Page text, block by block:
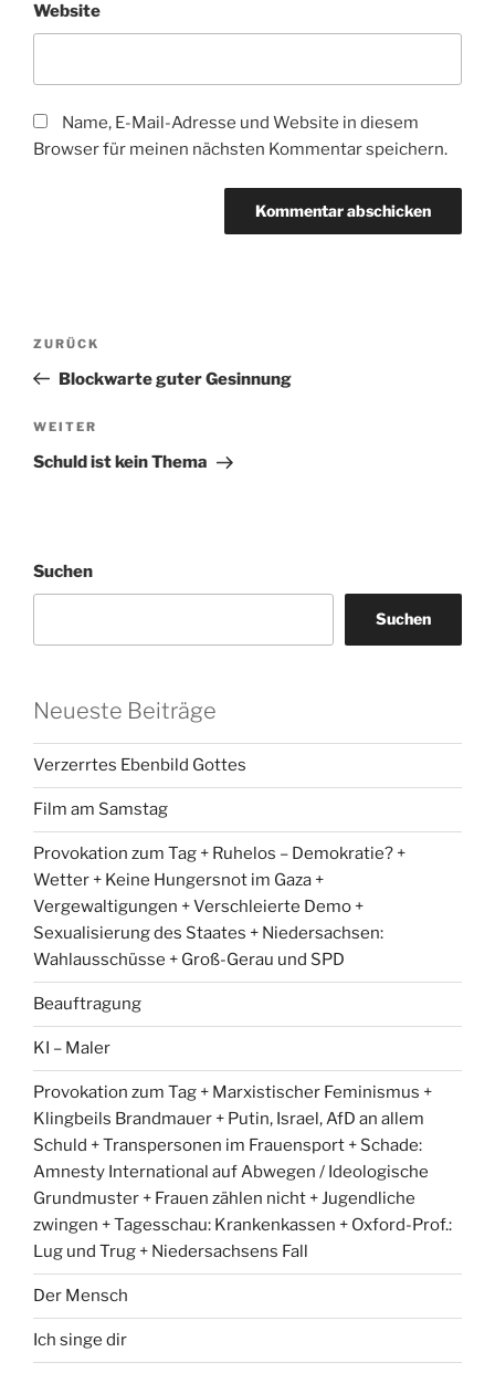
Website
Name, E-Mail-Adresse und Website in diesem
Browser für meinen nächsten Kommentar speichern.
Beitragsnavigation
Vorheriger
Beitrag
ZURÜCK
Blockwarte guter Gesinnung
Nächster
Beitrag
WEITER
Schuld ist kein Thema
Suchen
Suchen
Neueste Beiträge
Verzerrtes Ebenbild Gottes
Film am Samstag
Provokation zum Tag + Ruhelos – Demokratie? +
Wetter + Keine Hungersnot im Gaza +
Vergewaltigungen + Verschleierte Demo +
Sexualisierung des Staates + Niedersachsen:
Wahlausschüsse + Groß-Gerau und SPD
Beauftragung
KI – Maler
Provokation zum Tag + Marxistischer Feminismus +
Klingbeils Brandmauer + Putin, Israel, AfD an allem
Schuld + Transpersonen im Frauensport + Schade:
Amnesty International auf Abwegen / Ideologische
Grundmuster + Frauen zählen nicht + Jugendliche
zwingen + Tagesschau: Krankenkassen + Oxford-Prof.:
Lug und Trug + Niedersachsens Fall
Der Mensch
Ich singe dir